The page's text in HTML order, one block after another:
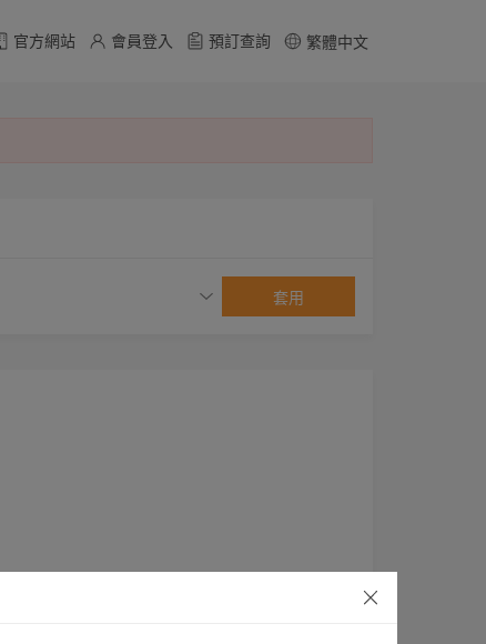
官方網站 會員登入 預訂查詢 繁體中文
套用